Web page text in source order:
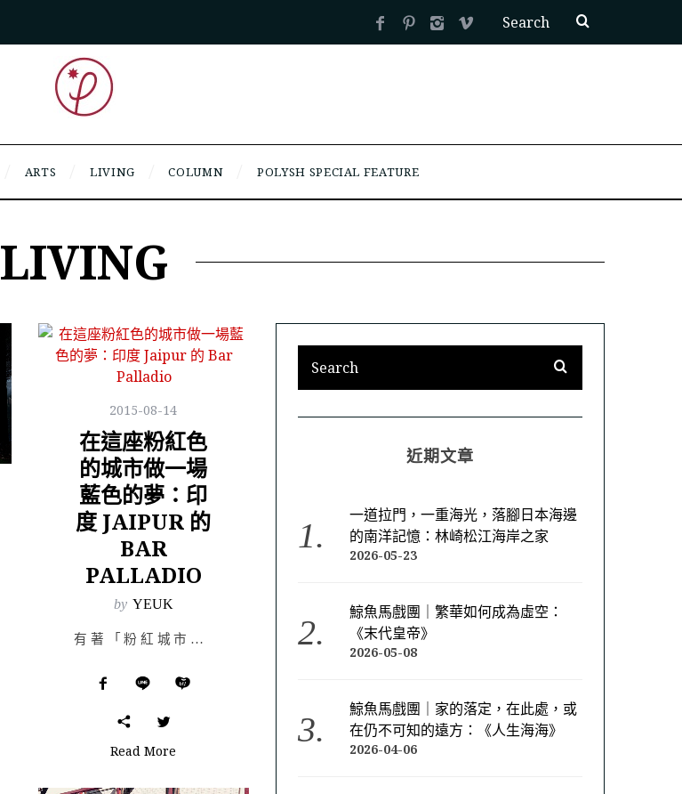
ARTS LIVING COLUMN POLYSH SPECIAL FEATURE
LIVING
2015-08-14
在這座粉紅色
的城市做一場
藍色的夢：印
度 JAIPUR 的
BAR
PALLADIO
by YEUK
有著「粉紅城市」之稱的 Jaipur，是印度 Rajasthan 的首府，來訪的第一件事便是狠狠地感…
Read More
近期文章
一道拉門，一重海光，落腳日本海邊
的南洋記憶：林崎松江海岸之家
2026-05-23
鯨魚馬戲團｜繁華如何成為虛空：
《末代皇帝》
2026-05-08
鯨魚馬戲團｜家的落定，在此處，或
在仍不可知的遠方：《人生海海》
2026-04-06